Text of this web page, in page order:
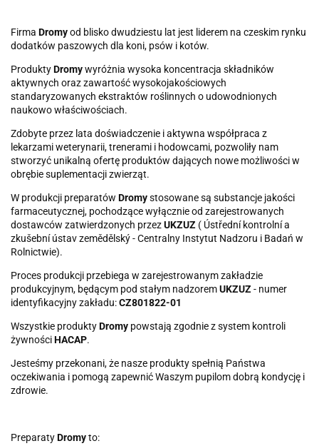
Firma Dromyod blisko dwudziestu lat jest liderem na czeskim rynku
dodatków paszowych dla koni, psów i kotów.
ProduktyDromywyróżnia wysoka koncentracja składników
aktywnych oraz zawartość wysokojakościowych
standaryzowanych ekstraktów roślinnych o udowodnionych
naukowo właściwościach.
Zdobyte przez lata doświadczenie i aktywna współpraca z
lekarzami weterynarii, trenerami i hodowcami, pozwoliły nam
stworzyć unikalną ofertę produktów dających nowe możliwości w
obrębie suplementacji zwierząt.
W produkcji preparatów Dromystosowane są substancje jakości
farmaceutycznej, pochodzące wyłącznie od zarejestrowanych
dostawców zatwierdzonych przezUKZUZ ( Ústřední kontrolní a
zkušební ústav zemědělský - Centralny Instytut Nadzoru i Badań w
Rolnictwie).
Proces produkcji przebiega w zarejestrowanym zakładzie
produkcyjnym, będącym pod stałym nadzoremUKZUZ - numer
identyfikacyjny zakładu:CZ801822-01
Wszystkie produktyDromy powstają zgodnie z system kontroli
żywnościHACAP.
Jesteśmy przekonani, że nasze produkty spełnią Państwa
oczekiwania i pomogą zapewnić Waszym pupilom dobrą kondycję i
zdrowie.
PreparatyDromyto: